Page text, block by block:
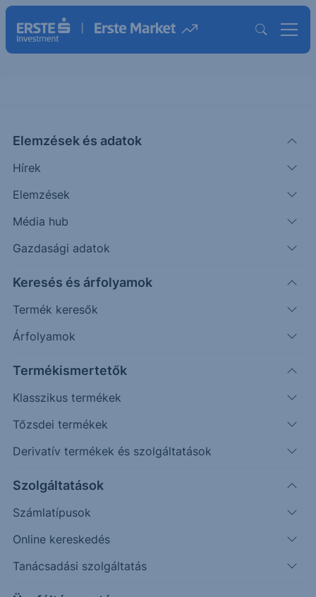
Elemzések és adatok
Hírek
Elemzések
Média hub
Gazdasági adatok
Keresés és árfolyamok
Termék keresők
Árfolyamok
Termékismertetők
Klasszikus termékek
Tőzsdei termékek
Derivatív termékek és szolgáltatások
Szolgáltatások
Számlatípusok
Online kereskedés
Tanácsadási szolgáltatás
PNC(USA)
PNC FINANCIALS
255.46
Időpont: 26.08.06. 16:12
Előző záró:
255.37
Árfolyamértesítő rögzítése
További információk kérése
256.50